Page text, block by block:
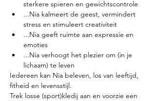
sterkere spieren en gewichtscontrole
...Nia kalmeert de geest, vermindert
stress en stimuleert creativiteit
...Nia geeft ruimte aan expressie en
emoties
...Nia verhoogt het plezier om (in je
lichaam) te leven
Iedereen kan Nia beleven, los van leeftijd,
fitheid en levensstijl.
Trek losse (sport)kledij aan en voorzie een